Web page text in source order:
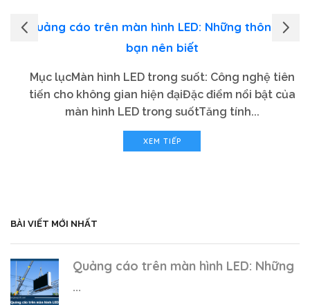
Quảng cáo trên màn hình LED: Những thông tin
bạn nên biết
Mục lụcMàn hình LED trong suốt: Công nghệ tiên
tiến cho không gian hiện đạiĐặc điểm nổi bật của
màn hình LED trong suốtTăng tính...
XEM TIẾP
BÀI VIẾT MỚI NHẤT
Quảng cáo trên màn hình LED: Những
...